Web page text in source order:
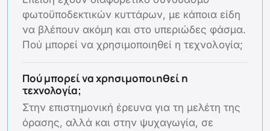
φωτοϋποδεκτικών κυττάρων, με κάποια είδη
να βλέπουν ακόμη και στο υπεριώδες φάσμα.
Πού μπορεί να χρησιμοποιηθεί η τεχνολογία;
Πού μπορεί να χρησιμοποιηθεί η
τεχνολογία;
Στην επιστημονική έρευνα για τη μελέτη της
όρασης, αλλά και στην ψυχαγωγία, σε